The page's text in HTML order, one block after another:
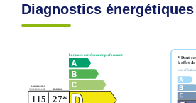
Diagnostics énergétiques